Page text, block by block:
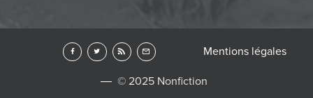
© 2025 Nonfiction
Mentions légales